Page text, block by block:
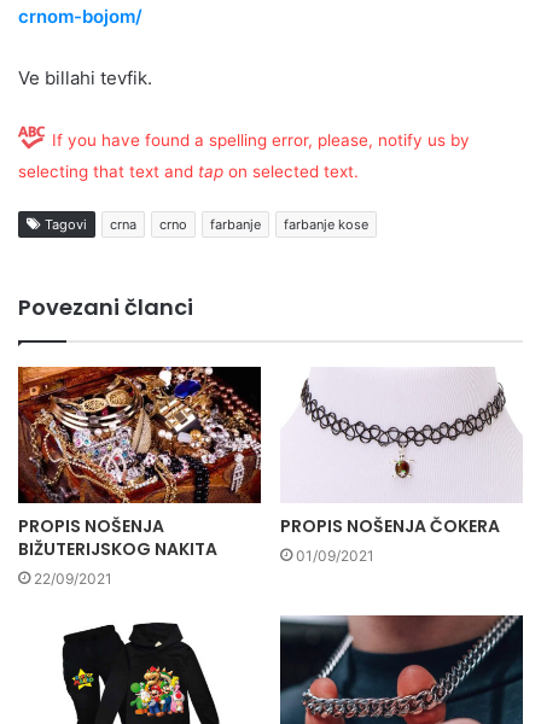
crnom-bojom/
Ve billahi tevfik.
If you have found a spelling error, please, notify us by
selecting that text and tap on selected text.
Tagovi crna crno farbanje farbanje kose
Povezani članci
PROPIS NOŠENJA
BIŽUTERIJSKOG NAKITA
22/09/2021
PROPIS NOŠENJA ČOKERA
01/09/2021